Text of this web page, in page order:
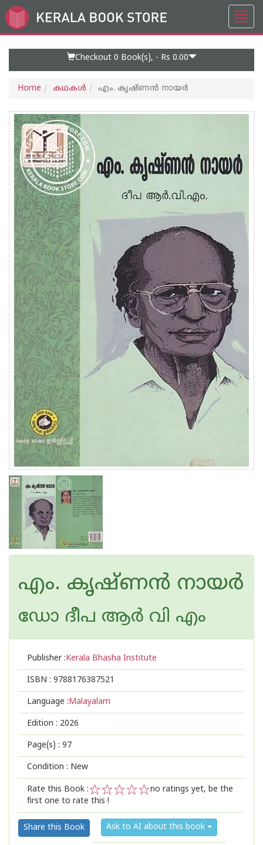
Go
to
Checkout 0 Book(s), - Rs 0.00
Home കഥകള്‍ എം. കൃഷ്‌ണൻ നായർ
എം. കൃഷ്‌ണൻ നായർ
ഡോ ദീപ ആര്‍ വി എം
Publisher :Kerala Bhasha Institute
ISBN : 9788176387521
Language :Malayalam
Edition : 2026
Page(s) : 97
Condition : New
Rate this Book :
2
1
no ratings yet, be the
first one to rate this !
Share this Book Ask to AI about this book